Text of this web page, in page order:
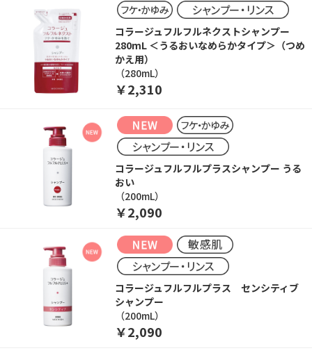
コラージュフルフルネクストシャンプー
280mL ＜うるおいなめらかタイプ＞（つめ
かえ用）
（280mL）
￥2,310
コラージュフルフルプラスシャンプー うる
おい
（200mL）
￥2,090
コラージュフルフルプラス センシティブ
シャンプー
（200mL）
￥2,090